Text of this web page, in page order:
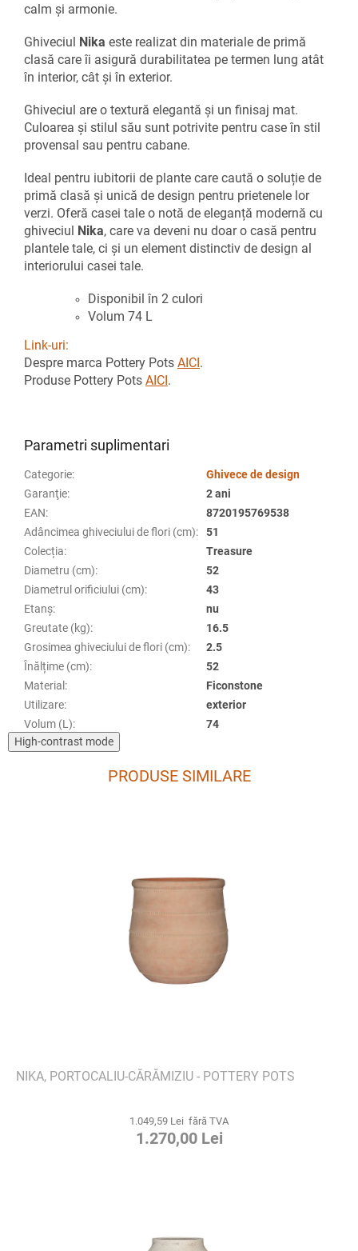
calm și armonie.
Ghiveciul Nika este realizat din materiale de primă
clasă care îi asigură durabilitatea pe termen lung atât
în ​​interior, cât și în exterior.
Ghiveciul are o textură elegantă și un finisaj mat.
Culoarea și stilul său sunt potrivite pentru case în stil
provensal sau pentru cabane.
Ideal pentru iubitorii de plante care caută o soluție de
primă clasă și unică de design pentru prietenele lor
verzi. Oferă casei tale o notă de eleganță modernă cu
ghiveciul Nika, care va deveni nu doar o casă pentru
plantele tale, ci și un element distinctiv de design al
interiorului casei tale.
Disponibil în 2 culori
Volum 74 L
Link-uri:
Despre marca Pottery Pots AICI.
Produse Pottery Pots AICI.
Parametri suplimentari
Categorie:
Ghivece de design
Garanţie:
2 ani
EAN:
8720195769538
Adâncimea ghiveciului de flori (cm):
51
Colecția:
Treasure
Diametru (cm):
52
Diametrul orificiului (cm):
43
Etanş:
nu
Greutate (kg):
16.5
Grosimea ghiveciului de flori (cm):
2.5
Înălțime (cm):
52
Material :
Ficonstone
Utilizare:
exterior
Volum (L):
74
High-contrast mode
PRODUSE SIMILARE
NIKA, PORTOCALIU-CĂRĂMIZIU - POTTERY POTS
1.049,59 Lei fără TVA
1.270,00 Lei